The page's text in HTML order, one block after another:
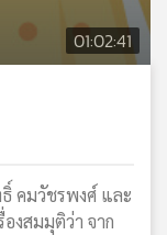
01:02:41
คมวัชรพงศ์ และ
งสมมุติว่า จาก